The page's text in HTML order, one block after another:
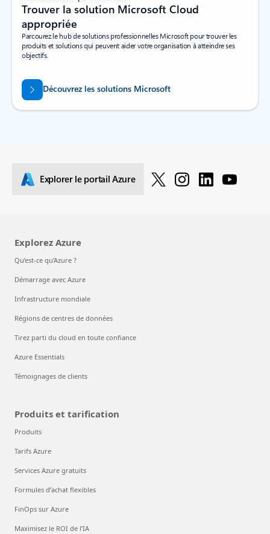
Trouver la solution Microsoft Cloud
appropriée
Parcourez le hub de solutions professionnelles Microsoft pour trouver les
produits et solutions qui peuvent aider votre organisation à atteindre ses
objectifs.
Découvrez les solutions Microsoft
Explorer le portail Azure
Explorez Azure
Qu’est-ce qu’Azure ?
Démarrage avec Azure
Infrastructure mondiale
Régions de centres de données
Tirez parti du cloud en toute confiance
Azure Essentials
Témoignages de clients
Produits et tarification
Produits
Tarifs Azure
Services Azure gratuits
Formules d’achat flexibles
FinOps sur Azure
Maximisez le ROI de l’IA